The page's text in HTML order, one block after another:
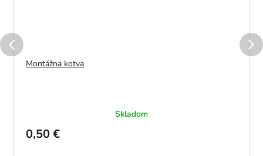
Montážna kotva
Skladom
0,50 €